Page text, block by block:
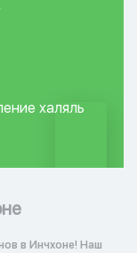
халяль
в Инчхоне! Наш